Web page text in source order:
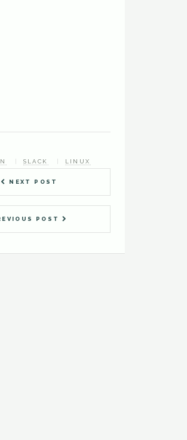
NEXT POST
POST
SLACK LINUX